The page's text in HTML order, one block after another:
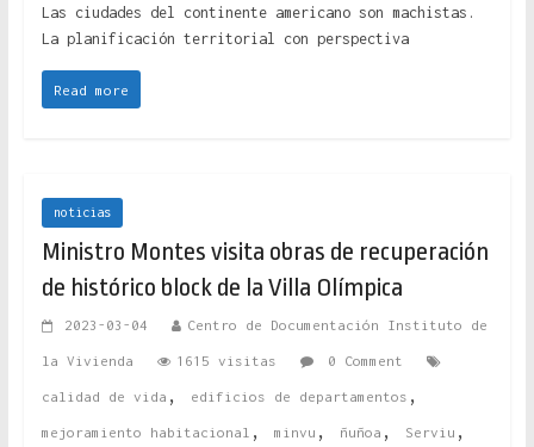
Las ciudades del continente americano son machistas.
La planificación territorial con perspectiva
Read more
noticias
Ministro Montes visita obras de recuperación
de histórico block de la Villa Olímpica
2023-03-04 Centro de Documentación Instituto de
la Vivienda 1615 visitas 0 Comment
calidad de vida , edificios de departamentos ,
mejoramiento habitacional , minvu , ñuñoa , Serviu ,